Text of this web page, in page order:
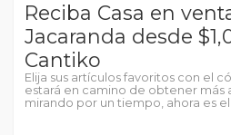
Reciba Casa en
Jacaranda desde
Cantiko
Elija sus artículos favoritos con el
estará en camino de obtener más
mirando por un tiempo, ahora es